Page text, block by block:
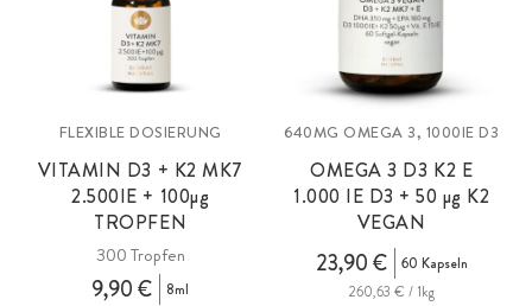
FLEXIBLE DOSIERUNG
VITAMIN D3 + K2 MK7
2.500IE + 100µg
TROPFEN
300 Tropfen
9,90 €
8ml
640MG OMEGA 3, 1000IE D3
OMEGA 3 D3 K2 E
1.000 IE D3 + 50 µg K2
VEGAN
23,90 €
60 Kapseln
260,63 € / 1kg